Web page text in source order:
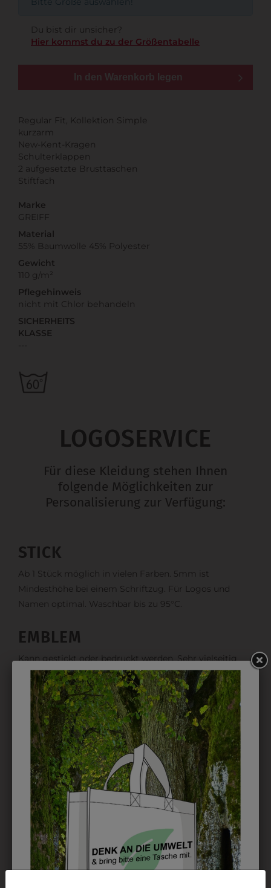
Du bist dir unsicher?
Hier kommst du zu der Größentabelle
In den Warenkorb legen
Regular Fit, Kollektion Simple
kurzarm
New-Kent-Kragen
Schulterklappen
2 aufgesetzte Brusttaschen
Stiftfach
Marke
GREIFF
Material
55% Baumwolle 45% Polyester
Gewicht
110 g/m²
Pflegehinweis
nicht mit Chlor behandeln
SICHERHEITS
KLASSE
LOGOSERVICE
Für diese Kleidung stehen Ihnen
folgende Möglichkeiten zur
Personalisierung zur Verfügung:
STICK
Ab 1 Stück möglich in vielen Farben. 5mm ist
Mindesthöhe bei einem Schriftzug. Für Logos und
Namen optimal. Waschbar bis zu 95°C.
EMBLEM
Kann gestickt oder bedruckt werden. Sehr vielseitig
einsetzbar und beim Sticken wieder ab 1 Stück
möglich.
DRUCK
Perfekt für große Logos und für kleine Details, jedoch
kostet jede Farbe extra und ist erst ab 12 Stück
möglich. Waschbar bis zu 60°C.
DAS KÖNNTE IHNEN